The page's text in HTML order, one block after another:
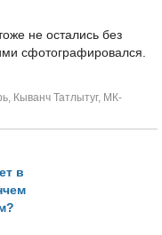
не остались без
сфотографировался.
, Кыванч Татлытуг, МК-